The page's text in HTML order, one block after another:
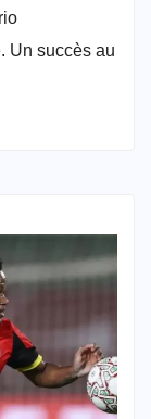
Un succès au